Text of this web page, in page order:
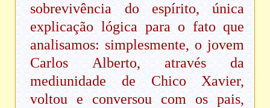
sobrevivência do espírito, única
explicação lógica para o fato que
analisamos: simplesmente, o jovem
Carlos Alberto, através da
mediunidade de Chico Xavier,
voltou e conversou com os pais,